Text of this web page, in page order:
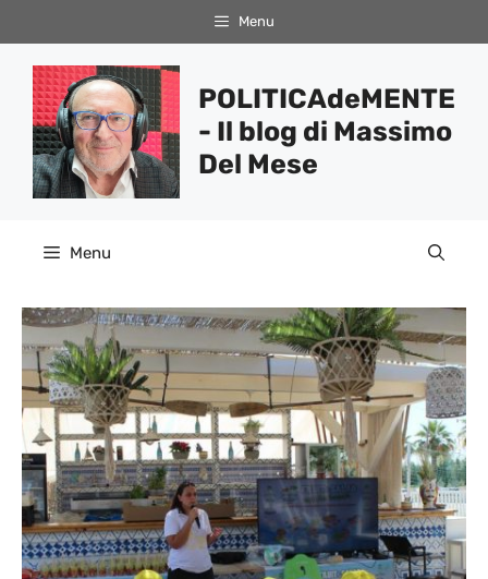
al
contenuto
Menu
POLITICAdeMENTE
- Il blog di Massimo
Del Mese
Menu